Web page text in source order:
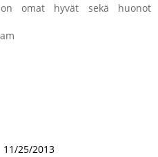
on omat hyvät sekä huonot
11/25/2013